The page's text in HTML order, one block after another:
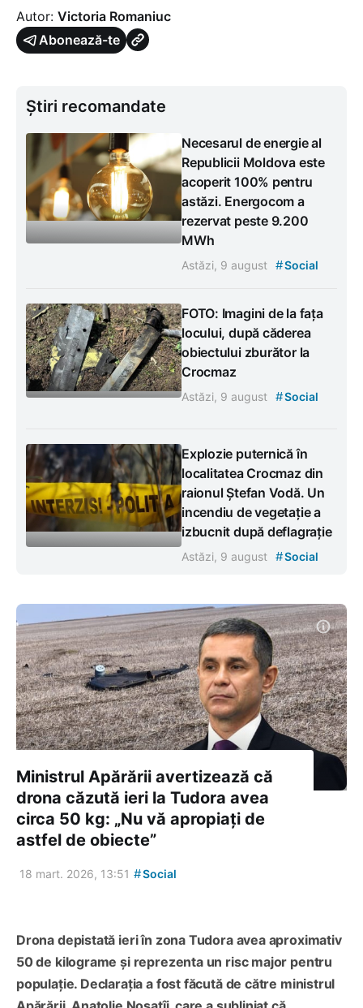
Autor: Victoria Romaniuc
Abonează-te
Știri recomandate
Necesarul de energie al
Republicii Moldova este
acoperit 100% pentru
astăzi. Energocom a
rezervat peste 9.200
MWh
Astăzi, 9 august #Social
FOTO: Imagini de la fața
locului, după căderea
obiectului zburător la
Crocmaz
Astăzi, 9 august #Social
Explozie puternică în
localitatea Crocmaz din
raionul Ștefan Vodă. Un
incendiu de vegetație a
izbucnit după deflagrație
Astăzi, 9 august #Social
Ministrul Apărării avertizează că
drona căzută ieri la Tudora avea
circa 50 kg: „Nu vă apropiați de
astfel de obiecte”
18 mart. 2026, 13:51 #Social
Drona depistată ieri în zona Tudora avea aproximativ
50 de kilograme și reprezenta un risc major pentru
populație. Declarația a fost făcută de către ministrul